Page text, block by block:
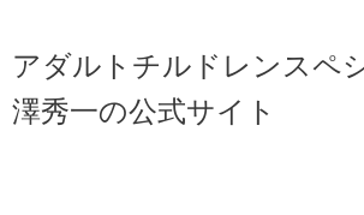
アダルトチルドレンスペ
澤秀一の公式サイト